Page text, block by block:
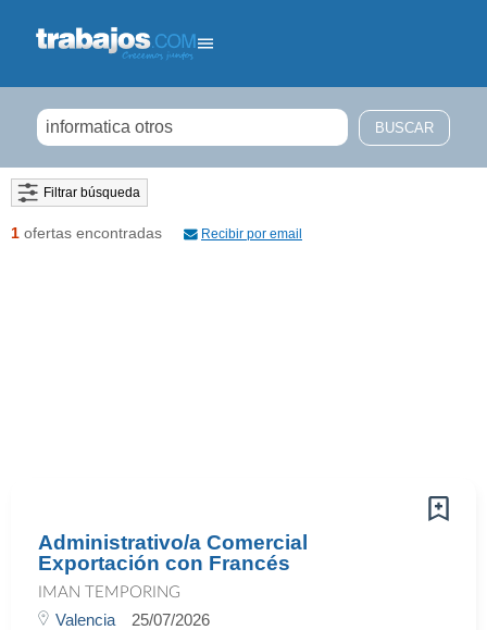
Filtrar búsqueda
1 ofertas encontradas Recibir por email
Administrativo/a Comercial
Exportación con Francés
IMAN TEMPORING
Valencia 25/07/2026